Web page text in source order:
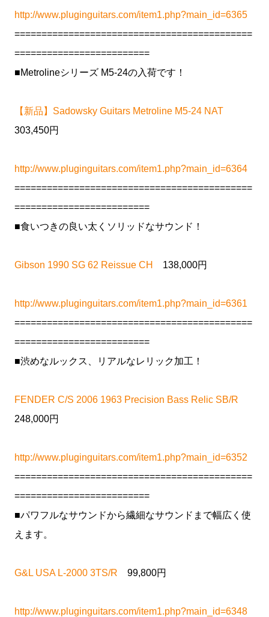
http://www.pluginguitars.com/item1.php?main_id=6365
============================================
=========================
■Metrolineシリーズ M5-24の入荷です！
【新品】Sadowsky Guitars Metroline M5-24 NAT
303,450円
http://www.pluginguitars.com/item1.php?main_id=6364
============================================
=========================
■食いつきの良い太くソリッドなサウンド！
Gibson 1990 SG 62 Reissue CH 138,000円
http://www.pluginguitars.com/item1.php?main_id=6361
============================================
=========================
■渋めなルックス、リアルなレリック加工！
FENDER C/S 2006 1963 Precision Bass Relic SB/R
248,000円
http://www.pluginguitars.com/item1.php?main_id=6352
============================================
=========================
■パワフルなサウンドから繊細なサウンドまで幅広く使
えます。
G&L USA L-2000 3TS/R 99,800円
http://www.pluginguitars.com/item1.php?main_id=6348